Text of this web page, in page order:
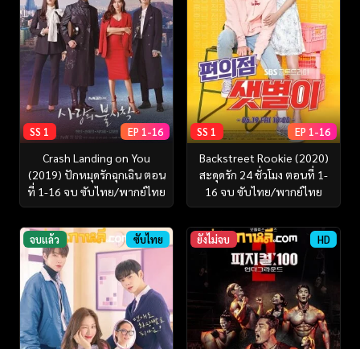
SS 1 EP 1-16
Crash Landing on You
(2019) ปักหมุดรักฉุกเฉิน ตอน
ที่ 1-16 จบ ซับไทย/พากย์ไทย
SS 1 EP 1-16
Backstreet Rookie (2020)
สะดุดรัก 24 ชั่วโมง ตอนที่ 1-
16 จบ ซับไทย/พากย์ไทย
จบแล้ว ซับไทย ยังไม่จบ HD